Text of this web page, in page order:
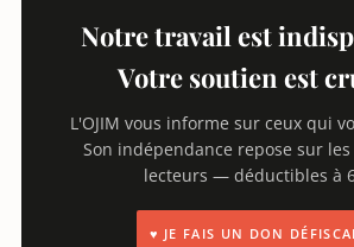
Notre travail est
Votre soutien est
L'OJIM vous informe sur ceux qui
Son indépendance repose sur
lecteurs — déductibles à
♥ JE FAIS UN DON